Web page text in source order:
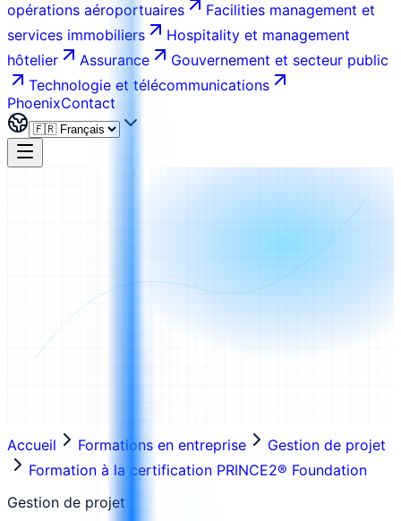
opérations aéroportuaires
Facilities management et
services immobiliers
Hospitality et management
hôtelier
Assurance
Gouvernement et secteur public
Technologie et télécommunications
PhoenixContact
Accueil Formations en entreprise
Gestion de projet
Formation à la certification PRINCE2® Foundation
Gestion de projet